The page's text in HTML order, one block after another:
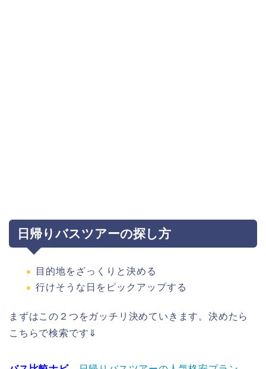
日帰りバスツアーの探し方
目的地をざっくりと決める
行けそうな日をピックアップする
まずはこの２つをガッチリ決めていきます。決めたら
こちらで検索です⇓